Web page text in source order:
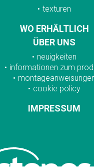
texturen
WO ERHÄLTLICH
ÜBER UNS
neuigkeiten
informationen zum
cookie policy
IMPRESSUM